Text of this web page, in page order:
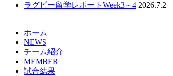
ラグビー留学レポートWeek3～4 2026.7.2
ホーム
NEWS
チーム紹介
MEMBER
試合結果